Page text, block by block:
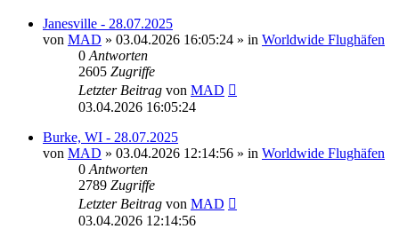
Janesville - 28.07.2025
von MAD » 03.04.2026 16:05:24 » in Worldwide Flughäfen
0 Antworten
2605 Zugriffe
Letzter Beitrag von MAD
03.04.2026 16:05:24
Burke, WI - 28.07.2025
von MAD » 03.04.2026 12:14:56 » in Worldwide Flughäfen
0 Antworten
2789 Zugriffe
Letzter Beitrag von MAD
03.04.2026 12:14:56